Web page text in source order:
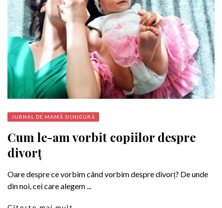
JURNAL DE MAMĂ SI(N)GURĂ
Cum le-am vorbit copiilor despre
divorț
Oare despre ce vorbim când vorbim despre divorț? De unde
din noi, cei care alegem ...